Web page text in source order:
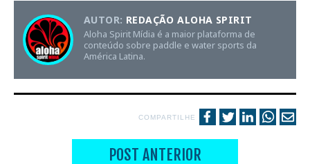
AUTOR: REDAÇÃO ALOHA SPIRIT
Aloha Spirit Mídia é a maior plataforma de
conteúdo sobre paddle e water sports da
América Latina.
COMPARTILHE
POST ANTERIOR